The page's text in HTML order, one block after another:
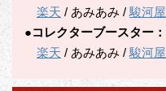
楽天 / あみあみ /駿河屋
●コレクターブースター：
楽天 / あみあみ /駿河屋